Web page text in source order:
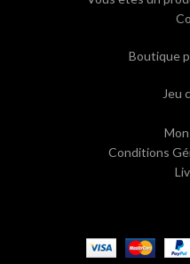
Boutique
Jeu
Conditions